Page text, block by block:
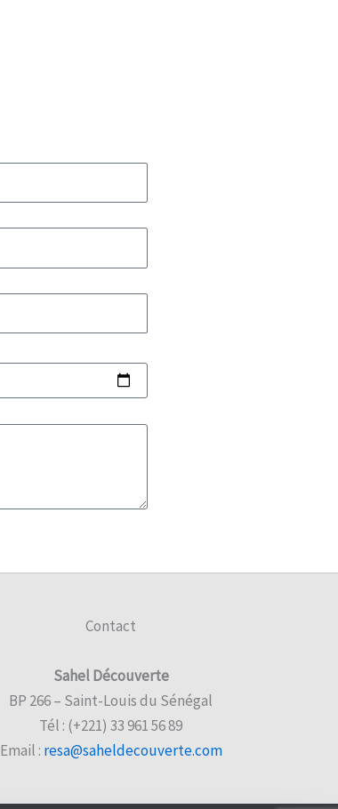
Contact
Sahel Découverte
BP 266 – Saint-Louis du Sénégal
Tél : (+221) 33 961 56 89
Email : resa@saheldecouverte.com